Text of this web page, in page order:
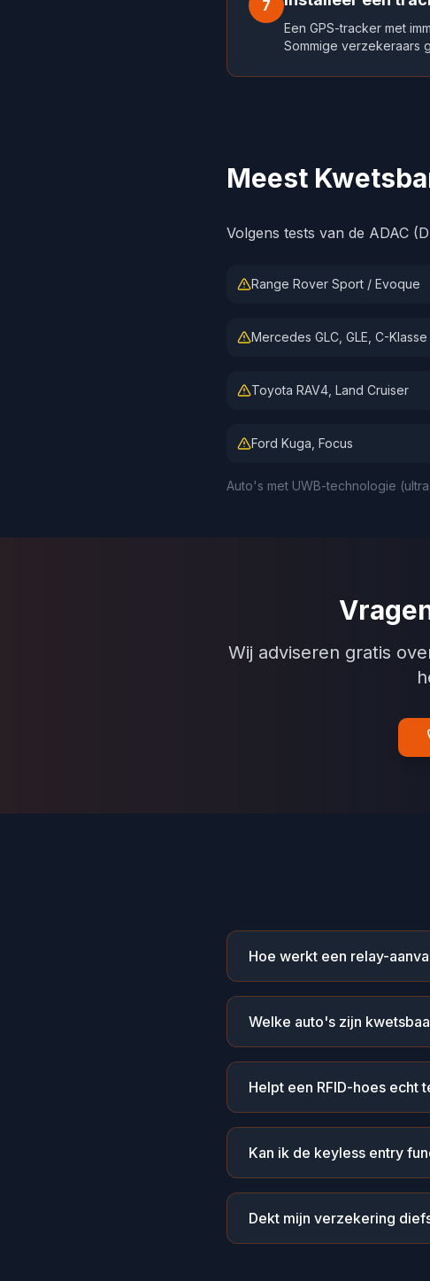
7
Een GPS-tracker met
Sommige verzekeraars
Meest
Volgens tests van de ADAC
Range Rover Sport / Evoque
Mercedes GLC, GLE, C-Klasse
Toyota RAV4, Land Cruiser
Ford Kuga, Focus
Auto's met UWB-technologie
Wij adviseren gratis
Hoe werkt een relay-
Welke auto's zijn
Helpt een RFID-hoes echt
Kan ik de keyless entry
Dekt mijn verzekering